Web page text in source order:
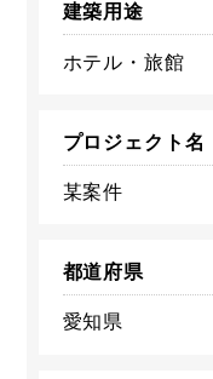
建築用途
ホテル・旅館
プロジェクト名
某案件
都道府県
愛知県